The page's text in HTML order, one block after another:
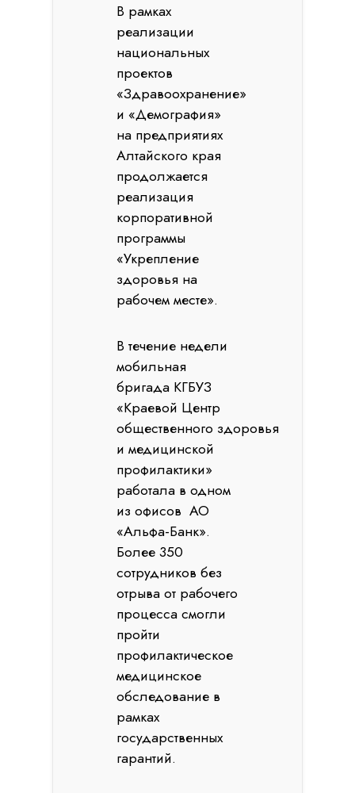
В рамках
реализации
национальных
проектов
«Здравоохранение»
и «Демография»
на предприятиях
Алтайского края
продолжается
реализация
корпоративной
программы
«Укрепление
здоровья на
рабочем месте».
В течение недели
мобильная
бригада КГБУЗ
«Краевой Центр
общественного здоровья
и медицинской
профилактики»
работала в одном
из офисов АО
«Альфа-Банк».
Более 350
сотрудников без
отрыва от рабочего
процесса смогли
пройти
профилактическое
медицинское
обследование в
рамках
государственных
гарантий.